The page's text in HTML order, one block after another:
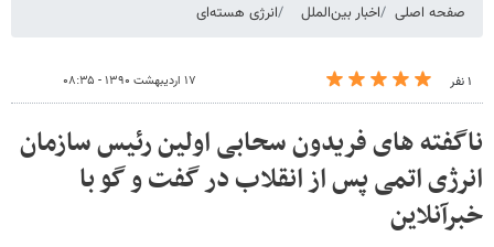
صفحه اصلی اخبار بین‌الملل انرژی هسته‌ای
۱ نفر ۱۷ اردیبهشت ۱۳۹۰ - ۰۸:۳۵
ناگفته های فریدون سحابی اولین رئیس سازمان
انرژی اتمی پس از انقلاب در گفت و گو با
خبرآنلاین